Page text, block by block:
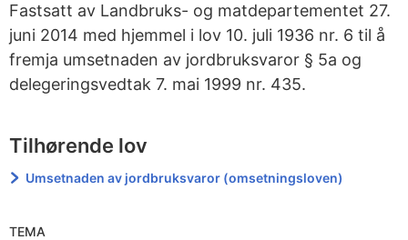
Fastsatt av Landbruks- og matdepartementet 27.
juni 2014 med hjemmel i lov 10. juli 1936 nr. 6 til å
fremja umsetnaden av jordbruksvaror § 5a og
delegeringsvedtak 7. mai 1999 nr. 435.
Tilhørende lov
Umsetnaden av jordbruksvaror (omsetningsloven)
TEMA